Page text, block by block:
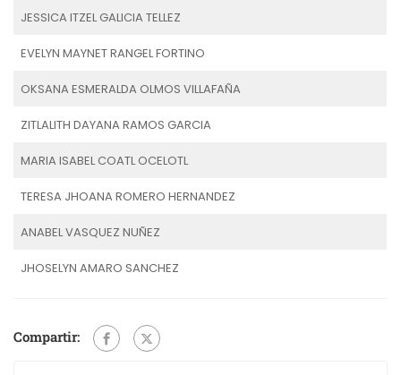
JESSICA ITZEL GALICIA TELLEZ
EVELYN MAYNET RANGEL FORTINO
OKSANA ESMERALDA OLMOS VILLAFAÑA
ZITLALITH DAYANA RAMOS GARCIA
MARIA ISABEL COATL OCELOTL
TERESA JHOANA ROMERO HERNANDEZ
ANABEL VASQUEZ NUÑEZ
JHOSELYN AMARO SANCHEZ
Compartir: